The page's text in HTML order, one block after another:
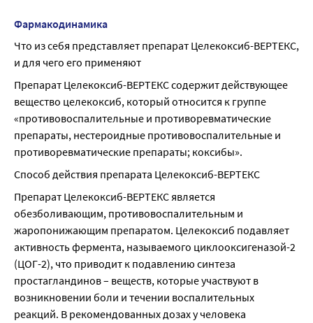
лечащим врачом.
Беременность
Не принимайте препарат Целекоксиб-ВЕРТЕКС, если Вы
беременны.
Грудное вскармливание
Не принимайте препарат Целекоксиб-ВЕРТЕКС, если Вы
кормите грудью.
Фертильность
Если Вы планируете беременность или проходите
лечение по поводу бесплодия, Вам следует
проконсультироваться с Вашим лечащим врачом по
вопросу отмены препарата Целекоксиб-ВЕРТЕКС.
Фармакодинамика
Что из себя представляет препарат Целекоксиб-ВЕРТЕКС,
и для чего его применяют
Препарат Целекоксиб-ВЕРТЕКС содержит действующее
вещество целекоксиб, который относится к группе
«противовоспалительные и противоревматические
препараты, нестероидные противовоспалительные и
противоревматические препараты; коксибы».
Способ действия препарата Целекоксиб-ВЕРТЕКС
Препарат Целекоксиб-ВЕРТЕКС является
обезболивающим, противовоспалительным и
жаропонижающим препаратом. Целекоксиб подавляет
активность фермента, называемого циклооксигеназой-2
(ЦОГ-2), что приводит к подавлению синтеза
простагландинов – веществ, которые участвуют в
возникновении боли и течении воспалительных
реакций. В рекомендованных дозах у человека